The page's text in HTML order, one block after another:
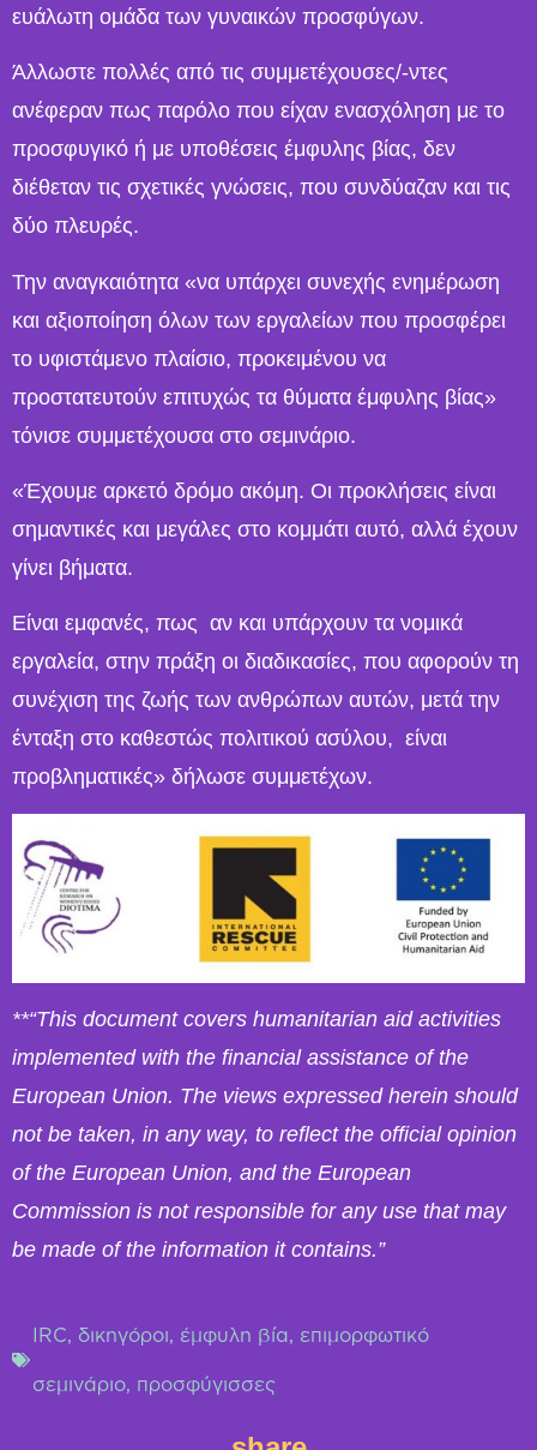
ευάλωτη ομάδα των γυναικών προσφύγων.
Άλλωστε πολλές από τις συμμετέχουσες/-ντες
ανέφεραν πως παρόλο που είχαν ενασχόληση με το
προσφυγικό ή με υποθέσεις έμφυλης βίας, δεν
διέθεταν τις σχετικές γνώσεις, που συνδύαζαν και τις
δύο πλευρές.
Την αναγκαιότητα «να υπάρχει συνεχής ενημέρωση
και αξιοποίηση όλων των εργαλείων που προσφέρει
το υφιστάμενο πλαίσιο, προκειμένου να
προστατευτούν επιτυχώς τα θύματα έμφυλης βίας»
τόνισε συμμετέχουσα στο σεμινάριο.
«Έχουμε αρκετό δρόμο ακόμη. Οι προκλήσεις είναι
σημαντικές και μεγάλες στο κομμάτι αυτό, αλλά έχουν
γίνει βήματα.
Είναι εμφανές, πως αν και υπάρχουν τα νομικά
εργαλεία, στην πράξη οι διαδικασίες, που αφορούν τη
συνέχιση της ζωής των ανθρώπων αυτών, μετά την
ένταξη στο καθεστώς πολιτικού ασύλου, είναι
προβληματικές» δήλωσε συμμετέχων.
**“This document covers humanitarian aid activities
implemented with the financial assistance of the
European Union. The views expressed herein should
not be taken, in any way, to reflect the official opinion
of the European Union, and the European
Commission is not responsible for any use that may
be made of the information it contains.”
IRC, δικηγόροι, έμφυλη βία, επιμορφωτικό
σεμινάριο, προσφύγισσες